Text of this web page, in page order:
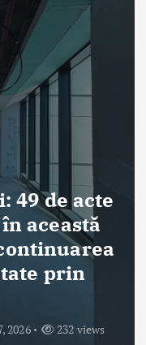
organe
Oradea
More este un proiect